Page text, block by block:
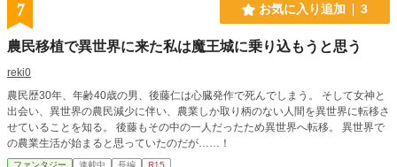
7 お気に入り追加 3
農民移植で異世界に来た私は魔王城に乗り込もうと思う
reki0
農民歴30年、年齢40歳の男、後藤仁は心臓発作で死んでしまう。 そして女神と
出会い、異世界の農民減少に伴い、農業しか取り柄のない人間を異世界に転移さ
せていることを知る。 後藤もその中の一人だったため異世界へ転移。 異世界で
の農業生活が始まると思っていたのだが……！